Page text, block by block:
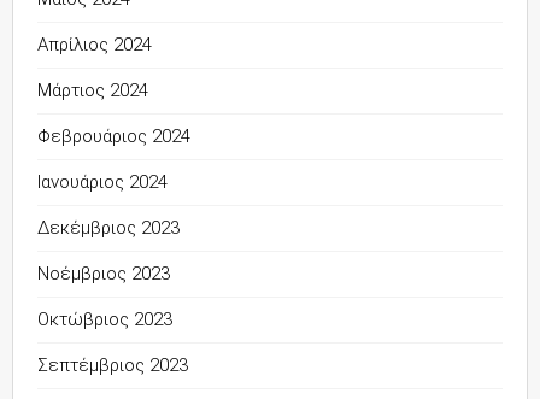
Απρίλιος 2024
Μάρτιος 2024
Φεβρουάριος 2024
Ιανουάριος 2024
Δεκέμβριος 2023
Νοέμβριος 2023
Οκτώβριος 2023
Σεπτέμβριος 2023